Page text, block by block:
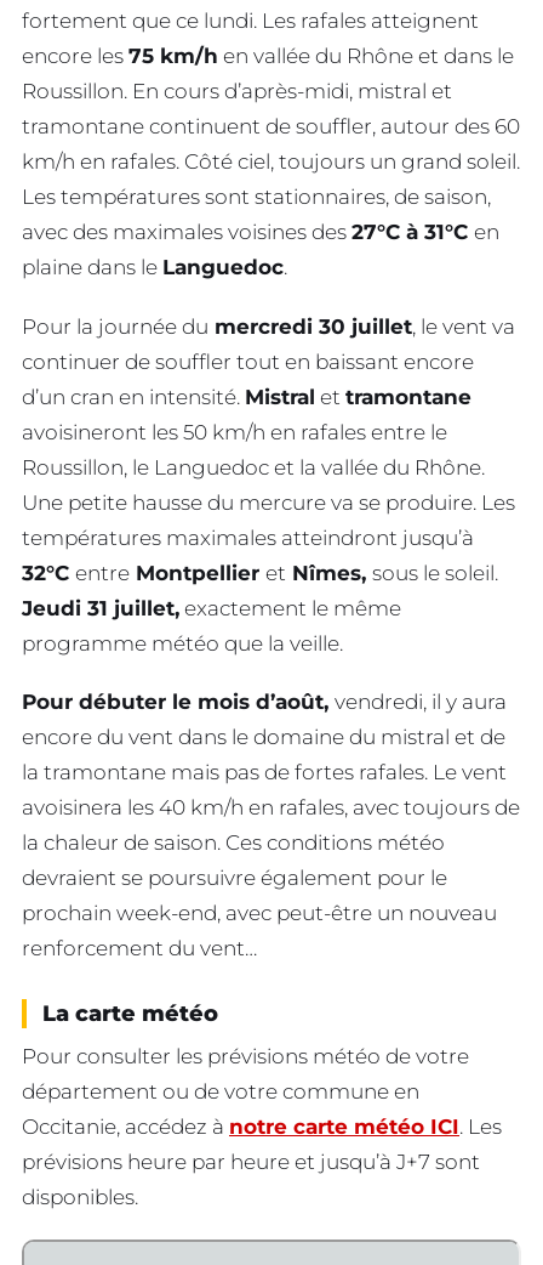
fortement que ce lundi. Les rafales atteignent
encore les 75 km/h en vallée du Rhône et dans le
Roussillon. En cours d’après-midi, mistral et
tramontane continuent de souffler, autour des 60
km/h en rafales. Côté ciel, toujours un grand soleil.
Les températures sont stationnaires, de saison,
avec des maximales voisines des 27°C à 31°C en
plaine dans le Languedoc.
Pour la journée du mercredi 30 juillet, le vent va
continuer de souffler tout en baissant encore
d’un cran en intensité. Mistral et tramontane
avoisineront les 50 km/h en rafales entre le
Roussillon, le Languedoc et la vallée du Rhône.
Une petite hausse du mercure va se produire. Les
températures maximales atteindront jusqu’à
32°C entre Montpellier et Nîmes, sous le soleil.
Jeudi 31 juillet, exactement le même
programme météo que la veille.
Pour débuter le mois d’août, vendredi, il y aura
encore du vent dans le domaine du mistral et de
la tramontane mais pas de fortes rafales. Le vent
avoisinera les 40 km/h en rafales, avec toujours de
la chaleur de saison. Ces conditions météo
devraient se poursuivre également pour le
prochain week-end, avec peut-être un nouveau
renforcement du vent…
La carte météo
Pour consulter les prévisions météo de votre
département ou de votre commune en
Occitanie, accédez à notre carte météo ICI. Les
prévisions heure par heure et jusqu’à J+7 sont
disponibles.